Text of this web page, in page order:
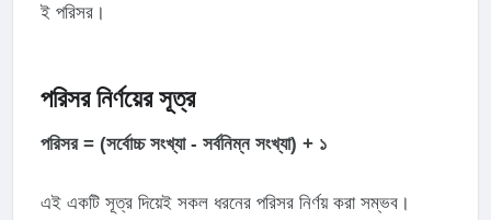
ই পরিসর।
পরিসর নির্ণয়ের সূত্র
পরিসর = (সর্বোচ্চ সংখ্যা - সর্বনিম্ন সংখ্যা) + ১
এই একটি সূত্র দিয়েই সকল ধরনের পরিসর নির্ণয় করা সম্ভব।